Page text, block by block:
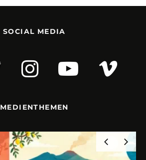
SOCIAL MEDIA
MEDIENTHEMEN